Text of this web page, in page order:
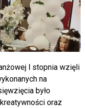
l stopnia wzięli
na
było
oraz